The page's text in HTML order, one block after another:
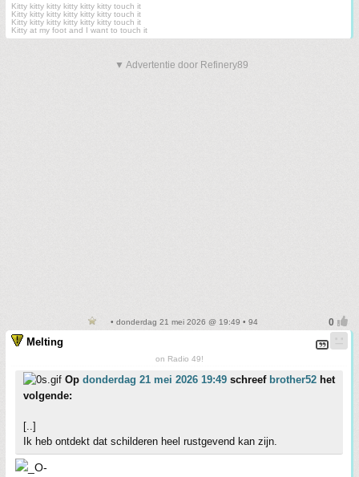
Kitty kitty kitty kitty kitty kitty touch it
Kitty kitty kitty kitty kitty kitty touch it
Kitty kitty kitty kitty kitty kitty touch it
Kitty at my foot and I want to touch it
▼ Advertentie door Refinery89
• donderdag 21 mei 2026 @ 19:49 • 94
Melting
on Radio 49!
Op donderdag 21 mei 2026 19:49 schreef brother52 het
volgende:
[..]
Ik heb ontdekt dat schilderen heel rustgevend kan zijn.